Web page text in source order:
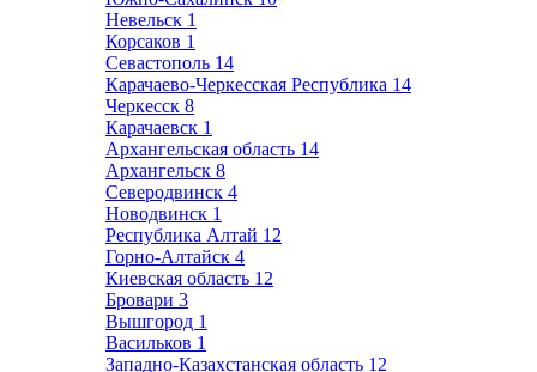
Невельск 1
Корсаков 1
Севастополь 14
Карачаево-Черкесская Республика 14
Черкесск 8
Карачаевск 1
Архангельская область 14
Архангельск 8
Северодвинск 4
Новодвинск 1
Республика Алтай 12
Горно-Алтайск 4
Киевская область 12
Бровари 3
Вышгород 1
Васильков 1
Западно-Казахстанская область 12